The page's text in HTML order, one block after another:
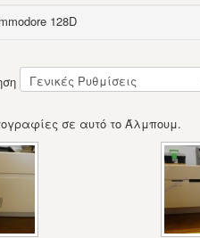
128D
σε αυτό το Άλμπουμ.